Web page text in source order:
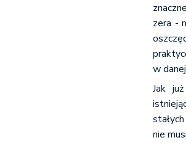
zera -
w
Jak
nie